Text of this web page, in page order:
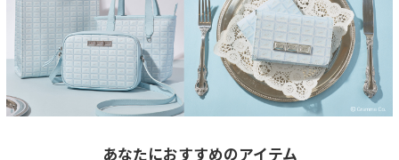
あなたにおすすめのアイテム